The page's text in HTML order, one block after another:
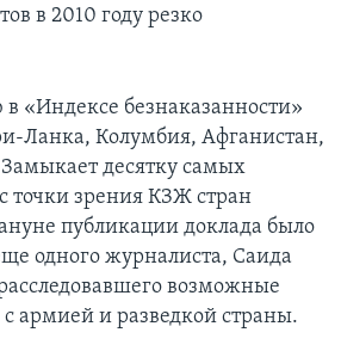
в 2010 году резко
«Индексе безнаказанности»
Ланка, Колумбия, Афганистан,
десятку самых
точки зрения КЗЖ стран
публикации доклада было
одного журналиста, Саида
возможные
с армией и разведкой страны.